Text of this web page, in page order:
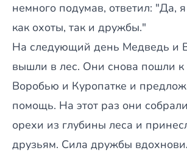
немного подумав, ответил: "Да,
как охоты, так и дружбы."
На следующий день Медведь и
вышли в лес. Они снова пошли к
Воробью и Куропатке и
помощь. На этот раз они
орехи из глубины леса и
друзьям. Сила дружбы